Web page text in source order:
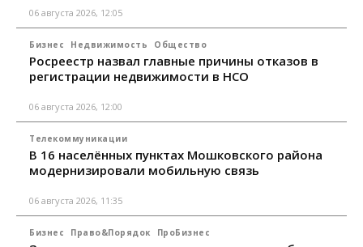
06 августа 2026, 12:05
Бизнес Недвижимость Общество
Росреестр назвал главные причины отказов в
регистрации недвижимости в НСО
06 августа 2026, 12:00
Телекоммуникации
В 16 населённых пунктах Мошковского района
модернизировали мобильную связь
06 августа 2026, 11:35
Бизнес Право&Порядок ПроБизнес